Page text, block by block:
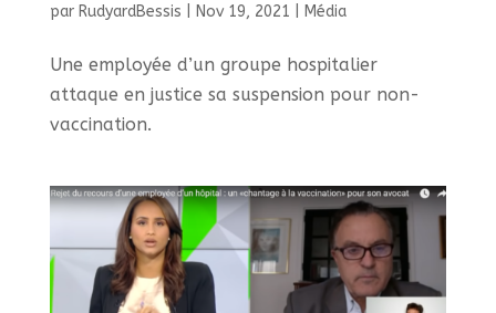
par RudyardBessis Nov 19, 2021 Média
Une employée d’un groupe hospitalier
attaque en justice sa suspension pour non-
vaccination.